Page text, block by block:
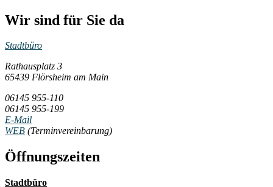
Wir sind für Sie da
Stadtbüro
Rathausplatz 3
65439 Flörsheim am Main
06145 955-110
06145 955-199
E-Mail
WEB (Terminvereinbarung)
Öffnungszeiten
Stadtbüro